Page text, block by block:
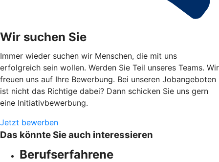
Wir suchen Sie
Immer wieder suchen wir Menschen, die mit uns
erfolgreich sein wollen. Werden Sie Teil unseres Teams. Wir
freuen uns auf Ihre Bewerbung. Bei unseren Jobangeboten
ist nicht das Richtige dabei? Dann schicken Sie uns gern
eine Initiativbewerbung.
Jetzt bewerben
Das könnte Sie auch interessieren
Berufserfahrene